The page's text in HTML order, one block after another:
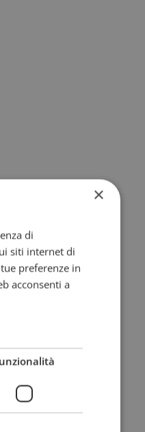
×
di
siti internet di
preferenze in
acconsenti a